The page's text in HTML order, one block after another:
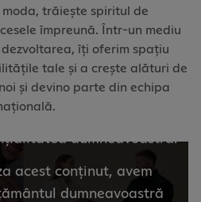
trăiește spiritul de
împreună. Într-un mediu
îți oferim spațiu
tale și a crește alături de
și devino parte din echipa
dumneavoastră.
acest conținut, avem
dumneavoastră